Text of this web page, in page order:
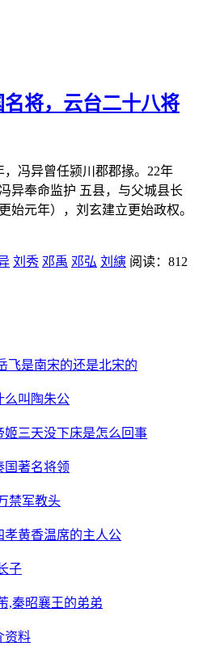
将，云台二十八将
冯异曾任颍川郡郡掾。22年
异奉命监护 五县，与父城县长
始元年），刘玄建立更始政权。
刘秀 邓禹 邓弘 刘縯 阅读：812
飞是南宋的还是北宋的
么叫陶朱公
姬三天没下床是怎么回事
著名将领
禁军教头
黄香温席的主人公
子
,秦昭襄王的弟弟
资料